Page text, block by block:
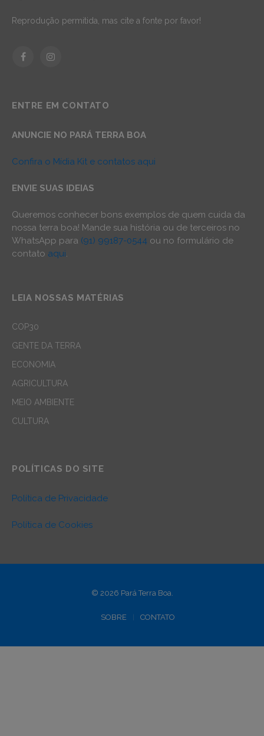
Reprodução permitida, mas cite a fonte por favor!
FacebookInstagram
ENTRE EM CONTATO
ANUNCIE NO PARÁ TERRA BOA
Confira o Mídia Kit e contatos aqui
ENVIE SUAS IDEIAS
Queremos conhecer bons exemplos de quem cuida da
nossa terra boa! Mande sua história ou de terceiros no
WhatsApp para (91) 99187-0544 ou no formulário de
contato aqui.
LEIA NOSSAS MATÉRIAS
COP30
GENTE DA TERRA
ECONOMIA
AGRICULTURA
MEIO AMBIENTE
CULTURA
POLÍTICAS DO SITE
Política de Privacidade
Política de Cookies
© 2026 Pará Terra Boa.
SOBRE CONTATO